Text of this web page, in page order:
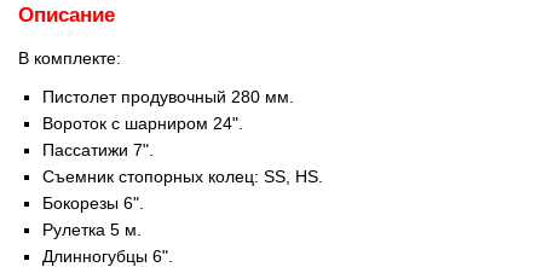
Описание
В комплекте:
Пистолет продувочный 280 мм.
Вороток с шарниром 24".
Пассатижи 7".
Съемник стопорных колец: SS, HS.
Бокорезы 6".
Рулетка 5 м.
Длинногубцы 6".